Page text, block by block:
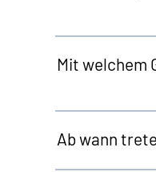
Mit welchem
Ab wann